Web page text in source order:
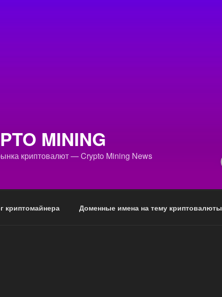
MINING
криптовалют — Crypto Mining News
криптомайнера Доменные имена на тему криптовалюты